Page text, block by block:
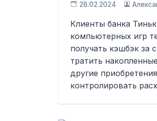
28.02.2024
Клиенты банка
компьютерных игр
получать кэшбэк за
тратить
другие
контролировать